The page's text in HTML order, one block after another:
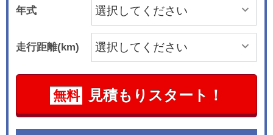
年式
走行距離(km)
無料 見積もりスタート！